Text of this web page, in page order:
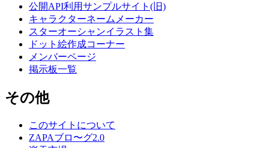
公開API利用サンプルサイト(旧)
キャラクターネームメーカー
スターオーシャンイラスト集
ドット絵作成コーナー
メンバーページ
掲示板一覧
その他
このサイトについて
ZAPAブロ〜グ2.0